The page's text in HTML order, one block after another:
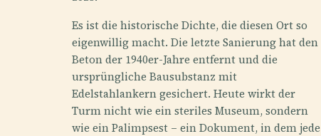
Es ist die historische Dichte, die diesen Ort so
eigenwillig macht. Die letzte Sanierung hat den
Beton der 1940er-Jahre entfernt und die
ursprüngliche Bausubstanz mit
Edelstahlankern gesichert. Heute wirkt der
Turm nicht wie ein steriles Museum, sondern
wie ein Palimpsest – ein Dokument, in dem jede